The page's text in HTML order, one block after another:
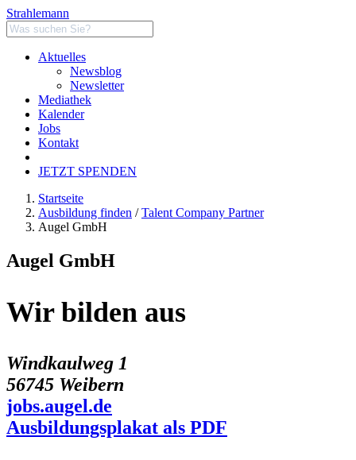
Strahlemann
Aktuelles
Newsblog
Newsletter
Mediathek
Kalender
Jobs
Kontakt
JETZT SPENDEN
Startseite
Ausbildung finden /Talent Company Partner
Augel GmbH
Augel GmbH
Wir bilden aus
Windkaulweg 1
56745 Weibern
jobs.augel.de
Ausbildungsplakat als PDF